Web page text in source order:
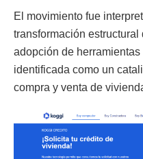
El movimiento fue
transformación
adopción de
identificada como un
compra y venta de